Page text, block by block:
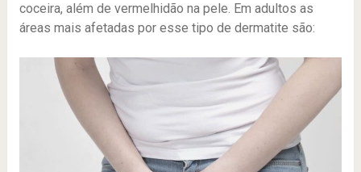
coceira, além de vermelhidão na pele. Em adultos as
áreas mais afetadas por esse tipo de dermatite são: